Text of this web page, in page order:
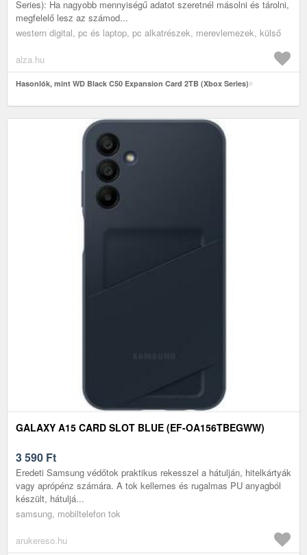
Series): Ha nagyobb mennyiségű adatot szeretnél másolni és tárolni,
megfelelő lesz az számod...
western digital, pc és laptop, pc alkatrészek, merevlemezek, külső
alza.hu
Hasonlók, mint WD Black C50 Expansion Card 2TB (Xbox Series)
GALAXY A15 CARD SLOT BLUE (EF-OA156TBEGWW)
3 590 Ft
Eredeti Samsung védőtok praktikus rekesszel a hátulján, hitelkártyák
vagy aprópénz számára. A tok kellemes és rugalmas PU anyagból
készült, hátuljá...
samsung, mobiltelefon tok
arukereso.hu